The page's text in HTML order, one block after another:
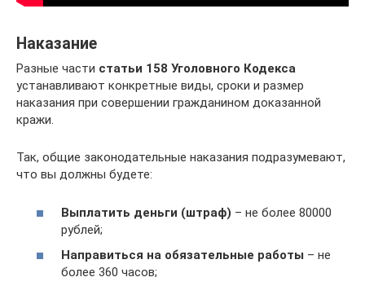
Наказание
Разные части статьи 158 Уголовного Кодекса
устанавливают конкретные виды, сроки и размер
наказания при совершении гражданином доказанной
кражи.
Так, общие законодательные наказания подразумевают,
что вы должны будете:
Выплатить деньги (штраф) – не более 80000
рублей;
Направиться на обязательные работы – не
более 360 часов;